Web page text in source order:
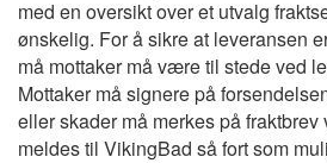
med en oversikt over et utvalg
ønskelig. For å sikre at leveransen
må mottaker må være til stede ved
Mottaker må signere på
eller skader må merkes på fraktbrev
meldes til VikingBad så fort som